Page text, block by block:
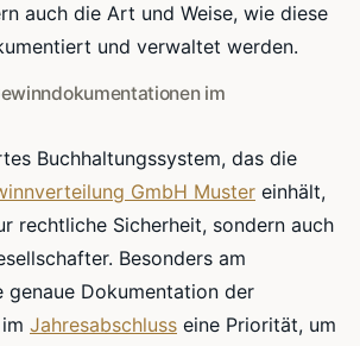
auch die Art und Weise, wie diese
und verwaltet werden.
im
Buchhaltungssystem, das die
GmbH Muster einhält,
rechtliche Sicherheit, sondern auch
Besonders am
genaue Dokumentation der
Jahresabschluss eine Priorität, um